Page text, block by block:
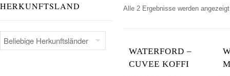
HERKUNFTSLAND Alle 2 Ergebnisse werden angezeigt
WATERFORD –
CUVEE KOFFI